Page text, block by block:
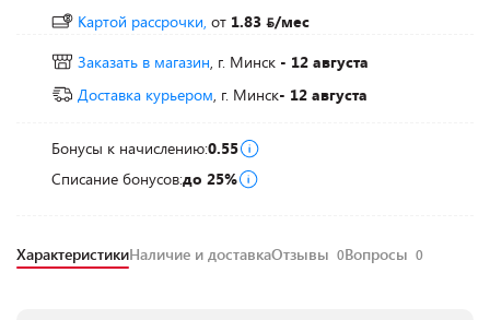
Картой рассрочки, от 1.83
/мес
Заказать в магазин, г. Минск - 12 августа
Доставка курьером, г. Минск- 12 августа
Бонусы к начислению:0.55
Списание бонусов:до 25%
ХарактеристикиНаличие и доставкаОтзывы 0Вопросы 0